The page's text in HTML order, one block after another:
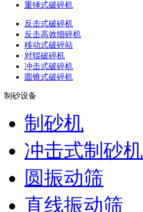
重锤式破碎机
反击式破碎机
反击高效细碎机
移动式破碎站
对辊破碎机
冲击式破碎机
圆锥式破碎机
制砂设备
制砂机
冲击式制砂机
圆振动筛
直线振动筛